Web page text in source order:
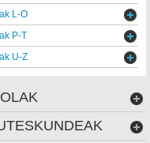
L-O
P-T
U-Z